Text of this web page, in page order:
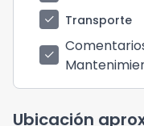
check
Transporte
check
Ubicación